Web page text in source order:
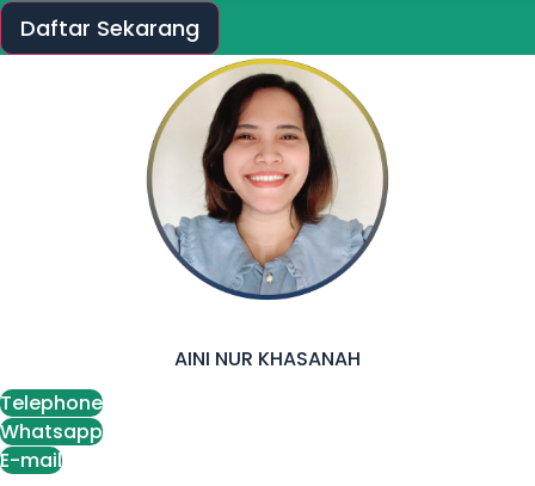
Daftar Sekarang
AINI NUR KHASANAH
Telephone
Whatsapp
E-mail